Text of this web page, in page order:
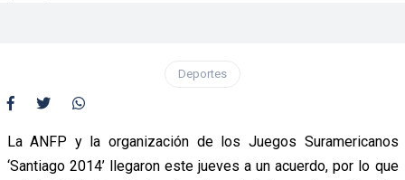
Deportes
La ANFP y la organización de los Juegos Suramericanos
‘Santiago 2014’ llegaron este jueves a un acuerdo, por lo que